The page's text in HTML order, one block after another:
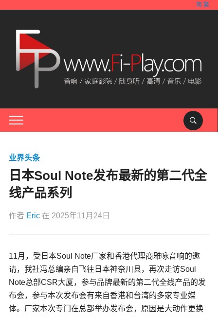
简 繁
业界头条
日本Soul Note发布最新的第二代全
线产品系列
作者 Eric 在 2025年11月24日
11月，受日本Soul Note厂家和香港代理商雅咏音响的邀
请，我社冯总编亲自飞往日本神奈川县，再次走访Soul
Note总部CSR大厦，参与品牌最新的第二代全线产品的发
布会，参与本次发布会有来自香港和台湾的多家专业媒
体。厂家本次专门在总部举办发布会，原因是大动作更换